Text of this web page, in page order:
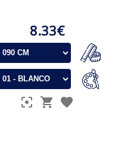
8.33€